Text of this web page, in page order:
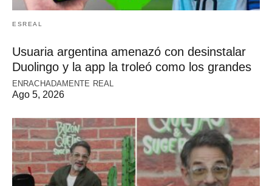
ESREAL
Usuaria argentina amenazó con desinstalar
Duolingo y la app la troleó como los grandes
ENRACHADAMENTE REAL
Ago 5, 2026